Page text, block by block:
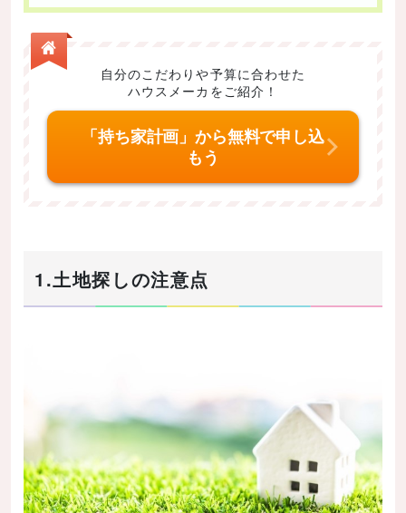
1-3.【注意点3】土地探しにおける条件の優先順位を
2.建築会社選びの注意点
対応できない場合もある
2-2.【注意点6】工務店は設計の提案力が弱い場合も
ある
てまわる
3.打ち合わせの注意点
3-3.【注意点11】打ち合わせの記録を毎回残す
4.間取りについての注意点
4-1.【注意点12】部屋は広ければいいわけではない
4-2.【注意点13】間取りは冷暖房効率も考えて決める
自分のこだわりや予算に合わせた
ハウスメーカをご紹介！
「持ち家計画」から無料で申し込
もう
1.土地探しの注意点